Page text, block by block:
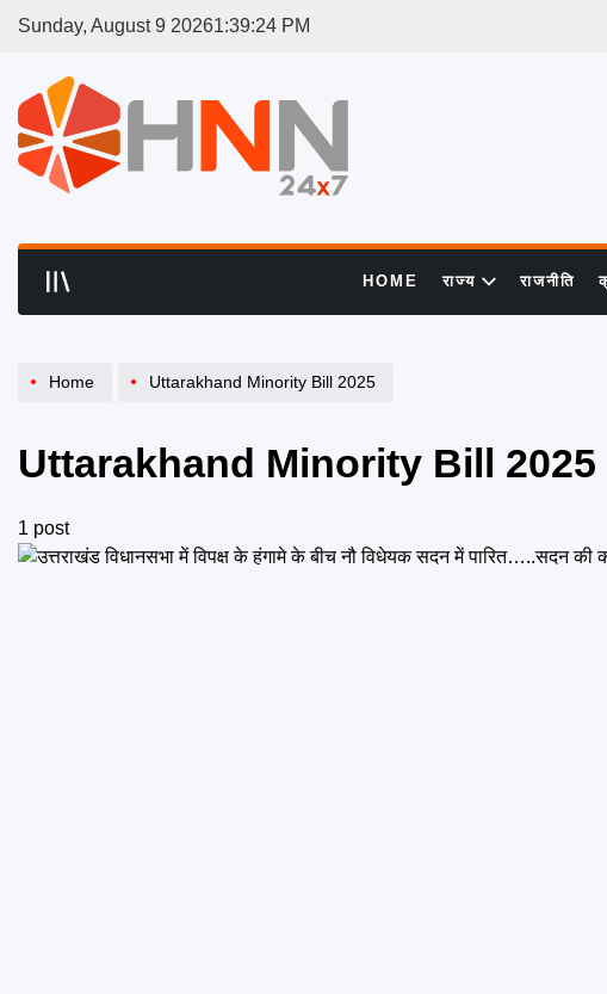
Sunday, August 9 20261:39:25 PM
HOME राज्य राजनीति
Home Uttarakhand Minority Bill 2025
Uttarakhand Minority Bill 2025
1 post